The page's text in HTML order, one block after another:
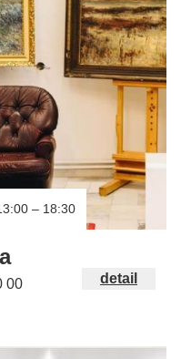
– 18:30
00 detail